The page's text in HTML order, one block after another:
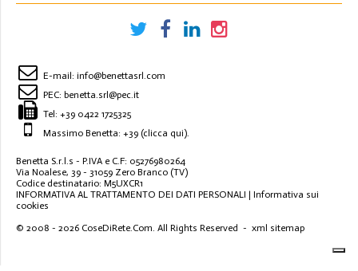
E-mail: info@benettasrl.com
PEC: benetta.srl@pec.it
Tel: +39 0422 1725325
Massimo Benetta: +39 (clicca qui).
Benetta S.r.l.s - P.IVA e C.F: 05276980264
Via Noalese, 39 - 31059 Zero Branco (TV)
Codice destinatario: M5UXCR1
INFORMATIVA AL TRATTAMENTO DEI DATI PERSONALI | Informativa sui
cookies
© 2008 - 2026 CoseDiRete.Com. All Rights Reserved - xml sitemap